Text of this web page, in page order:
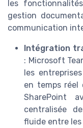
les
gestion
communication
Intégration
: Microsoft
les
en temps réel
SharePoint
centralisée
fluide entre les